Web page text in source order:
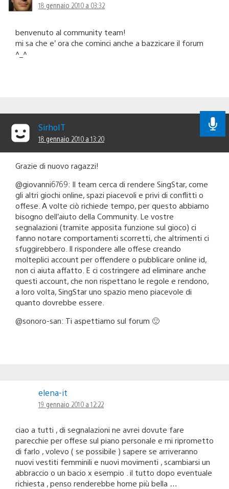
18 gennaio 2010 a 03:32
benvenuto al community team!
mi sa che e’ ora che cominci anche a bazzicare il forum
^_^
SirhoIT
18 gennaio 2010 a 13:20
Grazie di nuovo ragazzi!
@giovanni6769: Il team cerca di rendere SingStar, come
gli altri giochi online, spazi piacevoli e privi di conflitti o
offese. A volte ciò richiede tempo, per questo abbiamo
bisogno dell’aiuto della Community. Le vostre
segnalazioni (tramite apposita funzione sul gioco) ci
fanno notare comportamenti scorretti, che altrimenti ci
sfuggirebbero. Il rispondere alle offese creando
molteplici account per offendere o pubblicare online id,
non ci aiuta affatto. E ci costringere ad eliminare anche
questi account, che non rispettano le regole e rendono,
a loro volta, SingStar uno spazio meno piacevole di
quanto dovrebbe essere.
@sonoro-san: Ti aspettiamo sul forum 🙂
elena-it
19 gennaio 2010 a 12:22
ciao a tutti , di segnalazioni ne avrei dovute fare
parecchie per offese sul piano personale e mi riprometto
di farlo , volevo ( se possibile ) sapere se arriveranno
nuovi vestiti femminili e nuovi movimenti , scambiarsi un
abbraccio o un bacio x esempio . il tutto dopo eventuale
richiesta , penso renderebbe home più bella …